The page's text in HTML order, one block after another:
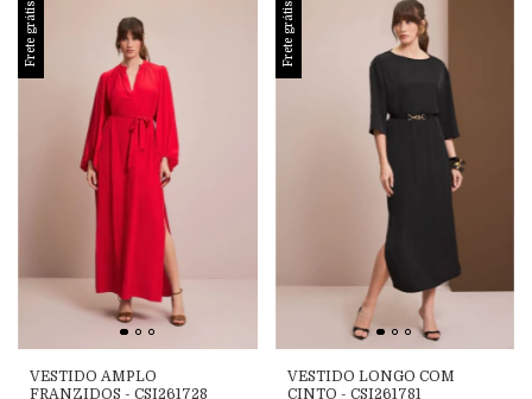
Frete grátis
VESTIDO AMPLO
FRANZIDOS - CSI261728
Frete grátis
VESTIDO LONGO COM
CINTO - CSI261781